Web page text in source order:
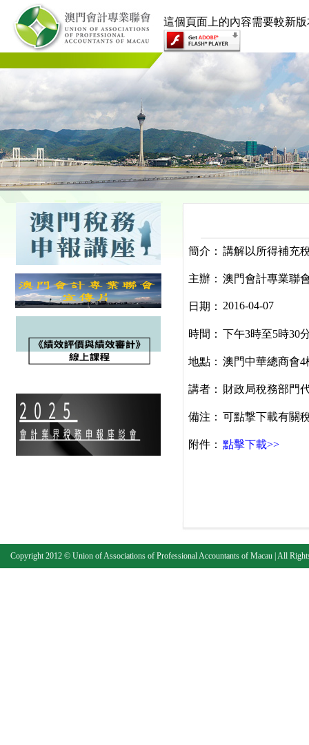
這個頁面上的內容需要較新版
簡介： 講解以所得補充
主辦： 澳門會計專業聯
日期： 2016-04-07
時間： 下午3時至5時30
地點： 澳門中華總商會
講者： 財政局稅務部門
備注： 可點撃下載有關
附件： 點擊下載>>
Copyright 2012 © Union of Associations of Professional Accountants of Macau | All